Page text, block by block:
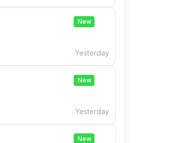
New
Yesterday
New
Yesterday
New